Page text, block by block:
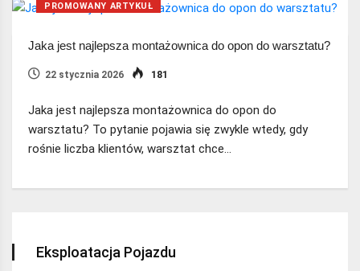
PROMOWANY ARTYKUŁ
Jaka jest najlepsza montażownica do opon do warsztatu?
22 stycznia 2026 181
Jaka jest najlepsza montażownica do opon do
warsztatu? To pytanie pojawia się zwykle wtedy, gdy
rośnie liczba klientów, warsztat chce…
Eksploatacja Pojazdu